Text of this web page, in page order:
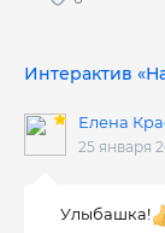
Интерактив
Елена
25 января
Улыбашка!